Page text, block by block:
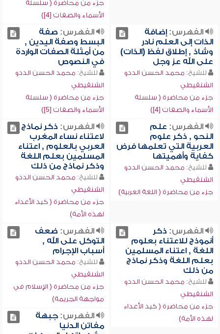
جزء من محاضرة ( سلسلة
الأسماء والصفات [4])
الفهرس:إضافة
الذات إلى العلم نادر
وشاذ , إطلاق لفظ (الذات)
على الله عز وجل
للشيخ: محمد الحسن الددو
الشنقيطي
جزء من محاضرة ( سلسلة
الأسماء والصفات [4])
الفهرس: صفة
البسط وصفة اليدين ,
من أمثلة الصفات الواردة
في النصوص
للشيخ: محمد الحسن الددو
الشنقيطي
جزء من محاضرة ( سلسلة
الأسماء والصفات [5])
الفهرس: علم
النحو , ذكر علوم
العربية التي تعلمها فرض
كفاية وأهميتها
للشيخ: محمد الحسن الددو
الشنقيطي
جزء من محاضرة ( اللغة العربية)
الفهرس: ذكر نماذج
لاعتناء نساء المغرب
العربي بالعلوم , اعتناء
المسلمين بعلم اللغة
وذكر نماذج من ذلك
للشيخ: محمد الحسن الددو
الشنقيطي
جزء من محاضرة ( كيد الأعداء
لهذه الأمة)
الفهرس: ذكر
أنموذج للاعتناء بعلوم
اللغة , اعتناء المسلمين
بعلم اللغة وذكر نماذج
من ذلك
للشيخ: محمد الحسن الددو
الشنقيطي
جزء من محاضرة ( كيد الأعداء
لهذه الأمة)
الفهرس: ضعف
التوكل على الله ,
أسباب الإجرام
للشيخ: محمد الحسن الددو
الشنقيطي
جزء من محاضرة ( الإسلام في
مواجهة الجريمة)
الفهرس:جبهة
مفاتن الدنيا